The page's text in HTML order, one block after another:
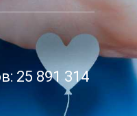
25 891 314